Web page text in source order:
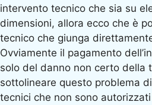
intervento tecnico che sia su
dimensioni, allora ecco che è
tecnico che giunga
Ovviamente il pagamento
solo del danno non certo della
sottolineare questo problema
tecnici che non sono